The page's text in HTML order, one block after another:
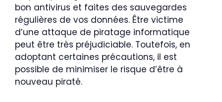
bon antivirus et faites des sauvegardes
régulières de vos données. Être victime
d’une attaque de piratage informatique
peut être très préjudiciable. Toutefois, en
adoptant certaines précautions, il est
possible de minimiser le risque d’être à
nouveau piraté.